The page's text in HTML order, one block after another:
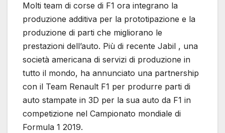
Molti team di corse di F1 ora integrano la
produzione additiva per la prototipazione e la
produzione di parti che migliorano le
prestazioni dell’auto. Più di recente Jabil , una
società americana di servizi di produzione in
tutto il mondo, ha annunciato una partnership
con il Team Renault F1 per produrre parti di
auto stampate in 3D per la sua auto da F1 in
competizione nel Campionato mondiale di
Formula 1 2019.